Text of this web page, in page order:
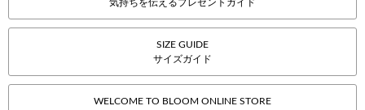
気持ちを伝えるプレゼントガイド
SIZE GUIDE
サイズガイド
WELCOME TO BLOOM ONLINE STORE